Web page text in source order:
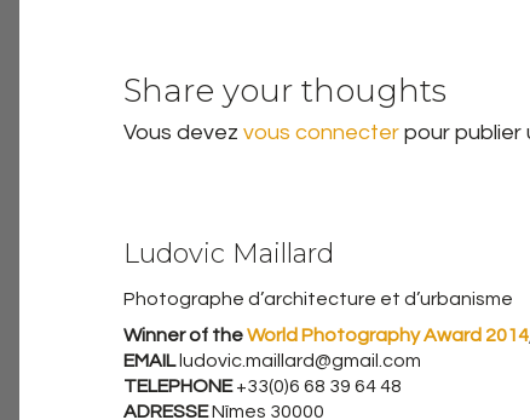
Share your thoughts
Vous devez vous connecter pour publier
Ludovic Maillard
Photographe d’architecture et d’urbanisme
Winner of theWorld Photography Award 2014
EMAIL ludovic.maillard@gmail.com
TELEPHONE+33(0)6 68 39 64 48
ADRESSENîmes 30000